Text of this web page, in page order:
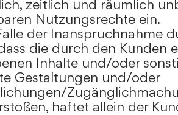
zeitlich und räumlich
Nutzungsrechte ein.
der Inanspruchnahme
die durch den Kunden
Inhalte und/oder
Gestaltungen und/oder
haftet allein der